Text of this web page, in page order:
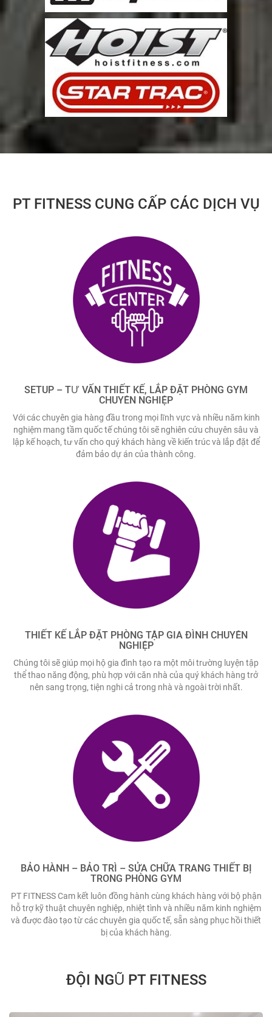
PT FITNESS CUNG CẤP CÁC DỊCH VỤ
SETUP – TƯ VẤN THIẾT KẾ, LẮP ĐẶT PHÒNG GYM
CHUYÊN NGHIỆP
Với các chuyên gia hàng đầu trong mọi lĩnh vực và nhiều năm kinh
nghiệm mang tầm quốc tế chúng tôi sẽ nghiên cứu chuyên sâu và
lập kế hoạch, tư vấn cho quý khách hàng về kiến trúc và lắp đặt để
đảm bảo dự án của thành công.
THIẾT KẾ LẮP ĐẶT PHÒNG TẬP GIA ĐÌNH CHUYÊN
NGHIỆP
Chúng tôi sẽ giúp mọi hộ gia đình tạo ra một môi trường luyện tập
thể thao năng động, phù hợp với căn nhà của quý khách hàng trở
nên sang trọng, tiện nghi cả trong nhà và ngoài trời nhất.
BẢO HÀNH – BẢO TRÌ – SỬA CHỮA TRANG THIẾT BỊ
TRONG PHÒNG GYM
PT FITNESS Cam kết luôn đồng hành cùng khách hàng với bộ phận
hỗ trợ kỹ thuật chuyên nghiệp, nhiệt tình và nhiều năm kinh nghiệm
và được đào tạo từ các chuyên gia quốc tế, sẵn sàng phục hồi thiết
bị của khách hàng.
ĐỘI NGŨ PT FITNESS